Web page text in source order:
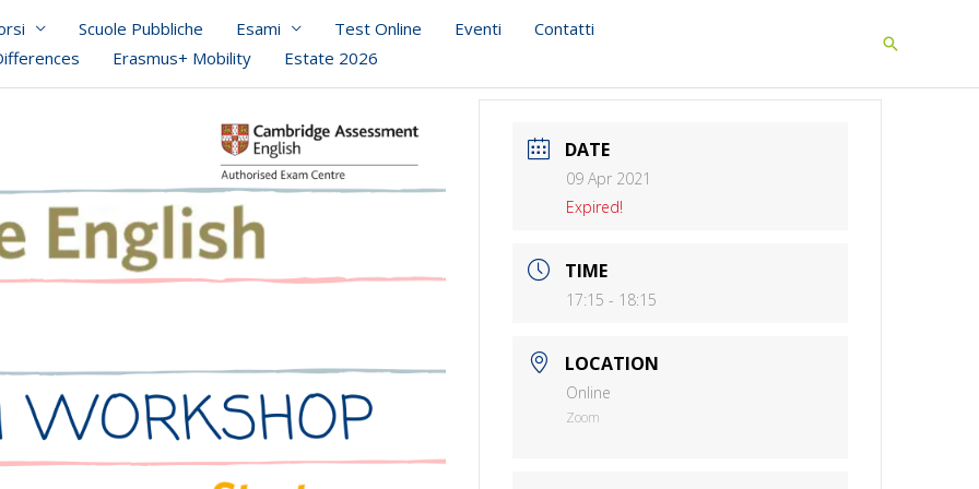
Scuole Pubbliche Esami Test Online Eventi
Contatti
Erasmus+ Mobility Estate 2026 Search
DATE
09 Apr 2021
Expired!
TIME
17:15 - 18:15
LOCATION
Online
Zoom